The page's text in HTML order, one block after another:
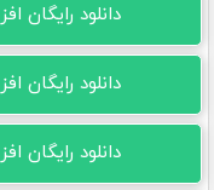
دانلود رایگان
دانلود رایگان
دانلود رایگان